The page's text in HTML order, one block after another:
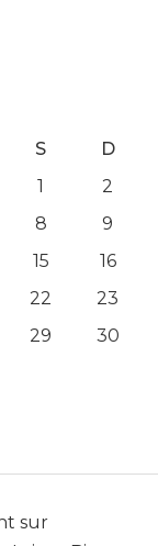
S
D
1
2
8
9
15
16
22
23
29
30
sur